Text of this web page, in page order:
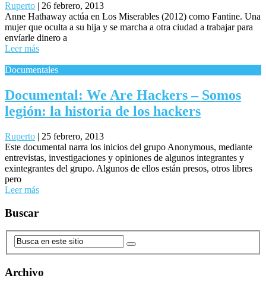
Ruperto | 26 febrero, 2013
Anne Hathaway actúa en Los Miserables (2012) como Fantine. Una
mujer que oculta a su hija y se marcha a otra ciudad a trabajar para
envíarle dinero a
Leer más
Documentales
Documental: We Are Hackers – Somos
legión: la historia de los hackers
Ruperto | 25 febrero, 2013
Este documental narra los inicios del grupo Anonymous, mediante
entrevistas, investigaciones y opiniones de algunos integrantes y
exintegrantes del grupo. Algunos de ellos están presos, otros libres
pero
Leer más
Buscar
Archivo